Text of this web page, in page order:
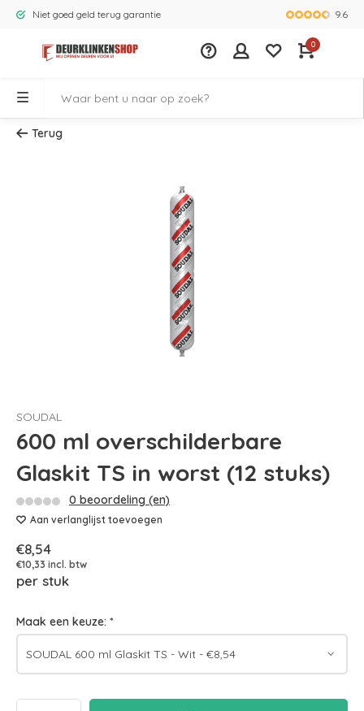
Niet goed geld terug garantie Grootste
9.6
0
Terug
SOUDAL
600 ml overschilderbare
Glaskit TS in worst (12 stuks)
0 beoordeling (en)
Aan verlanglijst toevoegen
€8,54
€10,33 incl. btw
per stuk
Maak een keuze: *